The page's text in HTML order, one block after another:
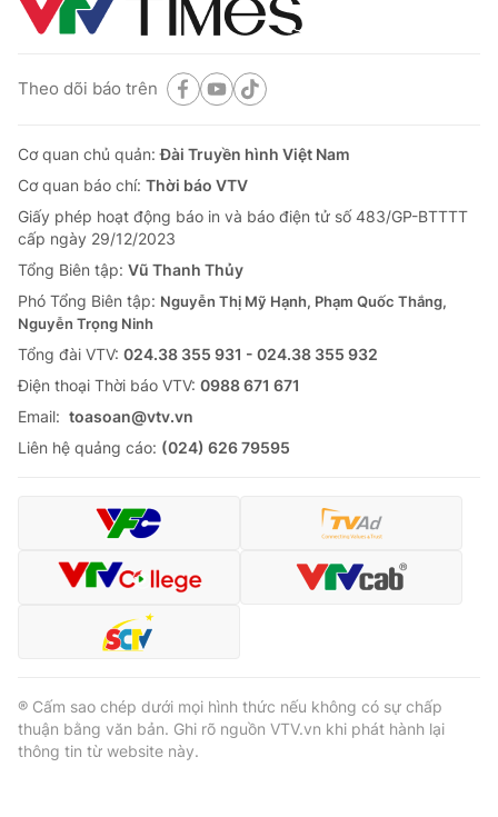
Theo dõi báo trên
Cơ quan chủ quản:Đài Truyền hình Việt Nam
Cơ quan báo chí: Thời báo VTV
Giấy phép hoạt động báo in và báo điện tử số 483/GP-BTTTT
cấp ngày 29/12/2023
Tổng Biên tập: Vũ Thanh Thủy
Phó Tổng Biên tập: Nguyễn Thị Mỹ Hạnh, Phạm Quốc Thắng,
Nguyễn Trọng Ninh
Tổng đài VTV: 024.38 355 931 - 024.38 355 932
Ðiện thoại Thời báo VTV: 0988 671 671
Email: toasoan@vtv.vn
Liên hệ quảng cáo: (024) 626 79595
® Cấm sao chép dưới mọi hình thức nếu không có sự chấp
thuận bằng văn bản. Ghi rõ nguồn VTV.vn khi phát hành lại
thông tin từ website này.